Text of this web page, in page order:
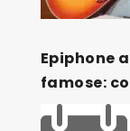
Epiphone
famose: